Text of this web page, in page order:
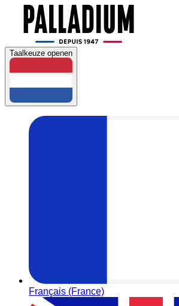
Taalkeuze openen
Français (France)